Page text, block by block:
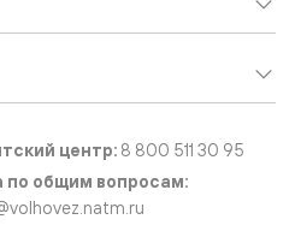
центр: 8 800 511 30 95
по общим вопросам: